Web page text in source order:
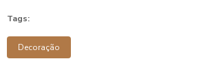
Tags:
Decoração